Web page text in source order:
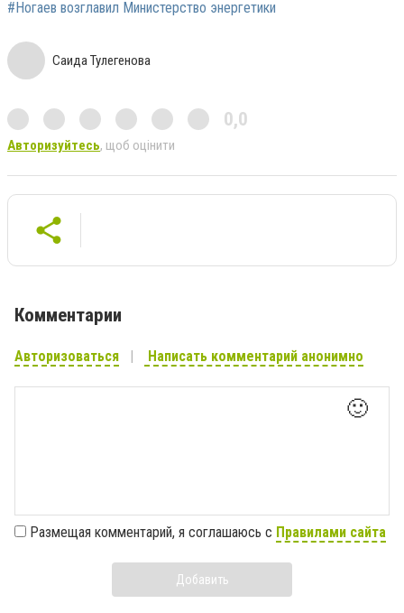
#Ногаев возглавил Министерство энергетики
Саида Тулегенова
0,0
Авторизуйтесь, щоб оцінити
Комментарии
Авторизоваться Написать комментарий анонимно
🙂
Размещая комментарий, я соглашаюсь с Правилами сайта
Добавить